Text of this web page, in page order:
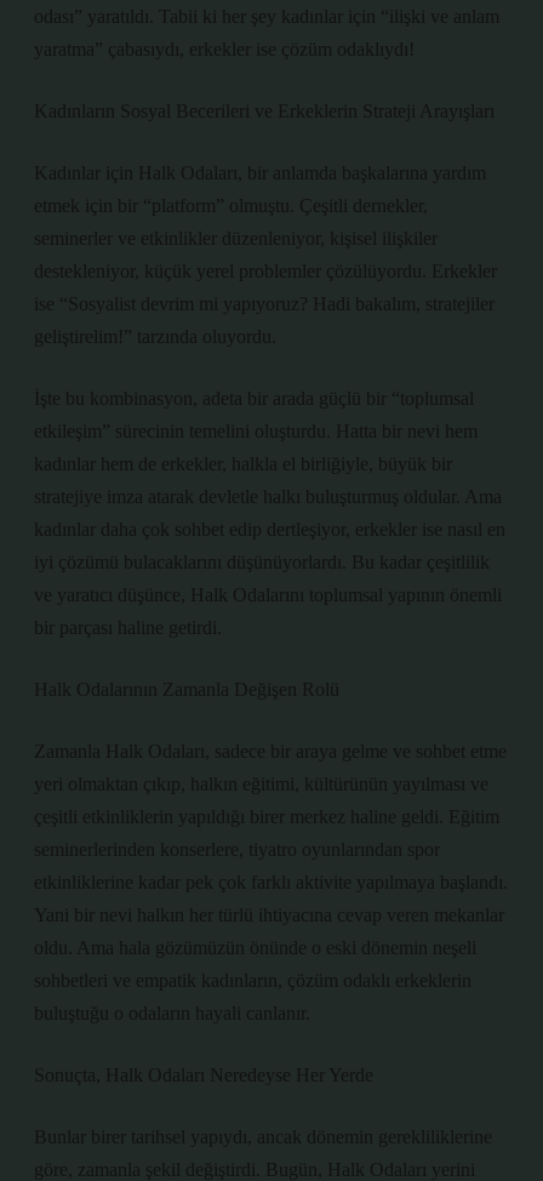
odası” yaratıldı. Tabii ki her şey kadınlar için “ilişki ve anlam
yaratma” çabasıydı, erkekler ise çözüm odaklıydı!
Kadınların Sosyal Becerileri ve Erkeklerin Strateji Arayışları
Kadınlar için Halk Odaları, bir anlamda başkalarına yardım
etmek için bir “platform” olmuştu. Çeşitli dernekler,
seminerler ve etkinlikler düzenleniyor, kişisel ilişkiler
destekleniyor, küçük yerel problemler çözülüyordu. Erkekler
ise “Sosyalist devrim mi yapıyoruz? Hadi bakalım, stratejiler
geliştirelim!” tarzında oluyordu.
İşte bu kombinasyon, adeta bir arada güçlü bir “toplumsal
etkileşim” sürecinin temelini oluşturdu. Hatta bir nevi hem
kadınlar hem de erkekler, halkla el birliğiyle, büyük bir
stratejiye imza atarak devletle halkı buluşturmuş oldular. Ama
kadınlar daha çok sohbet edip dertleşiyor, erkekler ise nasıl en
iyi çözümü bulacaklarını düşünüyorlardı. Bu kadar çeşitlilik
ve yaratıcı düşünce, Halk Odalarını toplumsal yapının önemli
bir parçası haline getirdi.
Halk Odalarının Zamanla Değişen Rolü
Zamanla Halk Odaları, sadece bir araya gelme ve sohbet etme
yeri olmaktan çıkıp, halkın eğitimi, kültürünün yayılması ve
çeşitli etkinliklerin yapıldığı birer merkez haline geldi. Eğitim
seminerlerinden konserlere, tiyatro oyunlarından spor
etkinliklerine kadar pek çok farklı aktivite yapılmaya başlandı.
Yani bir nevi halkın her türlü ihtiyacına cevap veren mekanlar
oldu. Ama hala gözümüzün önünde o eski dönemin neşeli
sohbetleri ve empatik kadınların, çözüm odaklı erkeklerin
buluştuğu o odaların hayali canlanır.
Sonuçta, Halk Odaları Neredeyse Her Yerde
Bunlar birer tarihsel yapıydı, ancak dönemin gerekliliklerine
göre, zamanla şekil değiştirdi. Bugün, Halk Odaları yerini